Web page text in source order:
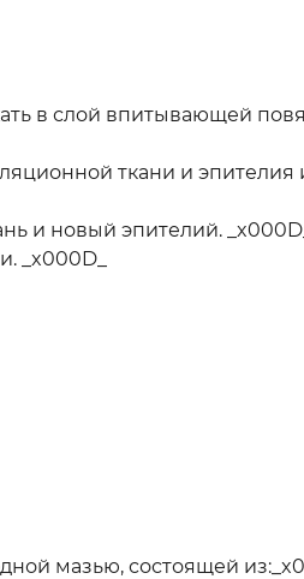
в слой впитывающей
ткани и
и новый эпителий. _x000D_
_x000D_
мазью, состоящей